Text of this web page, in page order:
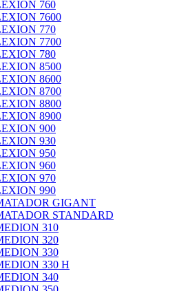
760
7600
770
7700
780
8500
8600
8700
8800
8900
900
930
950
960
970
990
GIGANT
STANDARD
310
320
330
330 H
340